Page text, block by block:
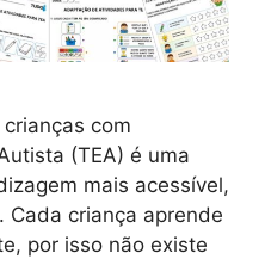
com
(TEA) é uma
mais acessível,
Cada criança aprende
por isso não existe